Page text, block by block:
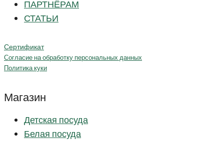
ПАРТНЁРАМ
СТАТЬИ
Сертификат
Согласие на обработку персональных данных
Политика куки
Магазин
Детская посуда
Белая посуда